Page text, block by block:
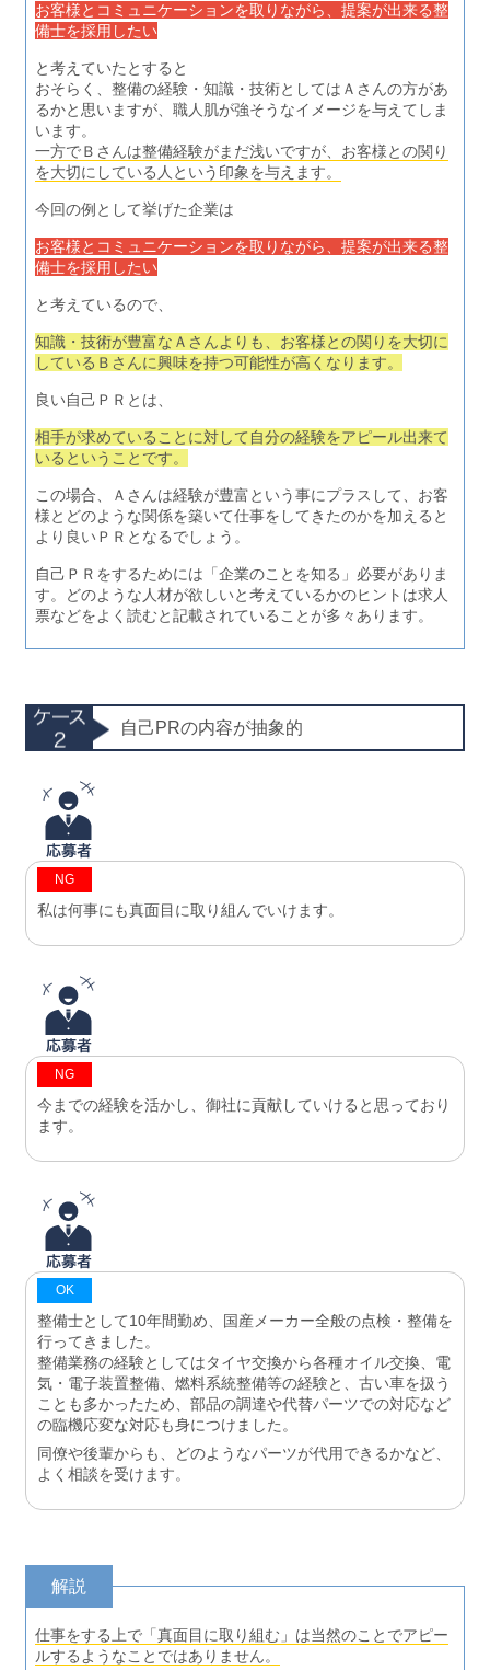
お客様とコミュニケーションを取りながら、提案が出来る整
備士を採用したい
と考えていたとすると
おそらく、整備の経験・知識・技術としてはＡさんの方があ
るかと思いますが、職人肌が強そうなイメージを与えてしま
います。
一方でＢさんは整備経験がまだ浅いですが、お客様との関り
を大切にしている人という印象を与えます。
今回の例として挙げた企業は
お客様とコミュニケーションを取りながら、提案が出来る整
備士を採用したい
と考えているので、
知識・技術が豊富なＡさんよりも、お客様との関りを大切に
しているＢさんに興味を持つ可能性が高くなります。
良い自己ＰＲとは、
相手が求めていることに対して自分の経験をアピール出来て
いるということです。
この場合、Ａさんは経験が豊富という事にプラスして、お客
様とどのような関係を築いて仕事をしてきたのかを加えると
より良いＰＲとなるでしょう。
自己ＰＲをするためには「企業のことを知る」必要がありま
す。どのような人材が欲しいと考えているかのヒントは求人
票などをよく読むと記載されていることが多々あります。
自己PRの内容が抽象的
NG
私は何事にも真面目に取り組んでいけます。
NG
今までの経験を活かし、御社に貢献していけると思っており
ます。
OK
整備士として10年間勤め、国産メーカー全般の点検・整備を
行ってきました。
整備業務の経験としてはタイヤ交換から各種オイル交換、電
気・電子装置整備、燃料系統整備等の経験と、古い車を扱う
ことも多かったため、部品の調達や代替パーツでの対応など
の臨機応変な対応も身につけました。
同僚や後輩からも、どのようなパーツが代用できるかなど、
よく相談を受けます。
解説
仕事をする上で「真面目に取り組む」は当然のことでアピー
ルするようなことではありません。